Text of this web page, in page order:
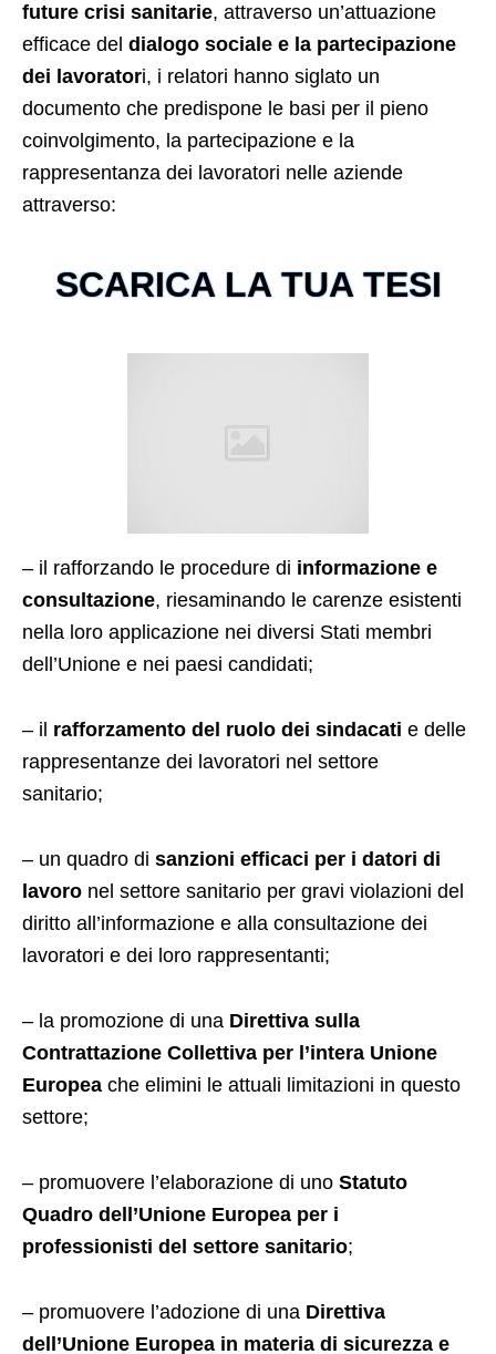
future crisi sanitarie, attraverso un’attuazione
efficace del dialogo sociale e la partecipazione
dei lavoratori, i relatori hanno siglato un
documento che predispone le basi per il pieno
coinvolgimento, la partecipazione e la
rappresentanza dei lavoratori nelle aziende
attraverso:
SCARICA LA TUA TESI
– il rafforzando le procedure di informazione e
consultazione, riesaminando le carenze esistenti
nella loro applicazione nei diversi Stati membri
dell’Unione e nei paesi candidati;
– il rafforzamento del ruolo dei sindacati e delle
rappresentanze dei lavoratori nel settore
sanitario;
– un quadro di sanzioni efficaci per i datori di
lavoro nel settore sanitario per gravi violazioni del
diritto all’informazione e alla consultazione dei
lavoratori e dei loro rappresentanti;
– la promozione di una Direttiva sulla
Contrattazione Collettiva per l’intera Unione
Europea che elimini le attuali limitazioni in questo
settore;
– promuovere l’elaborazione di uno Statuto
Quadro dell’Unione Europea per i
professionisti del settore sanitario;
– promuovere l’adozione di una Direttiva
dell’Unione Europea in materia di sicurezza e